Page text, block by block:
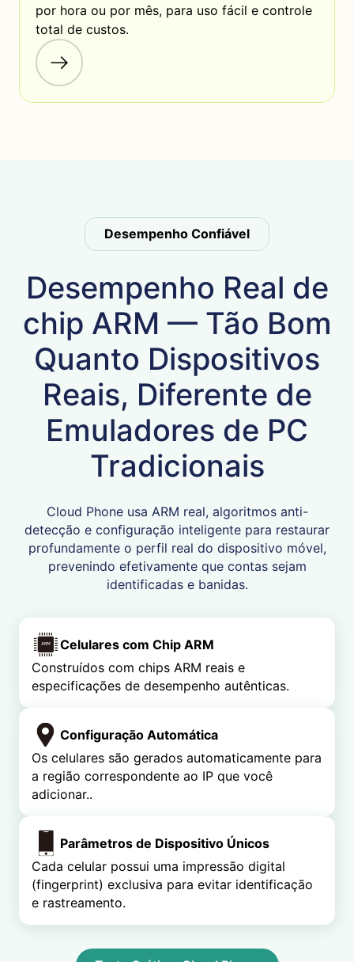
por hora ou por mês, para uso fácil e controle
total de custos.
Desempenho Confiável
Desempenho Real de
chip ARM — Tão Bom
Quanto Dispositivos
Reais, Diferente de
Emuladores de PC
Tradicionais
Cloud Phone usa ARM real, algoritmos anti-
detecção e configuração inteligente para restaurar
profundamente o perfil real do dispositivo móvel,
prevenindo efetivamente que contas sejam
identificadas e banidas.
Celulares com Chip ARM
Construídos com chips ARM reais e
especificações de desempenho autênticas.
Configuração Automática
Os celulares são gerados automaticamente para
a região correspondente ao IP que você
adicionar..
Parâmetros de Dispositivo Únicos
Cada celular possui uma impressão digital
(fingerprint) exclusiva para evitar identificação
e rastreamento.